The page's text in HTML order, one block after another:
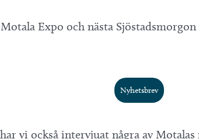
Expo och nästa
Nyhetsbrev
vi också intervjuat några av Motalas